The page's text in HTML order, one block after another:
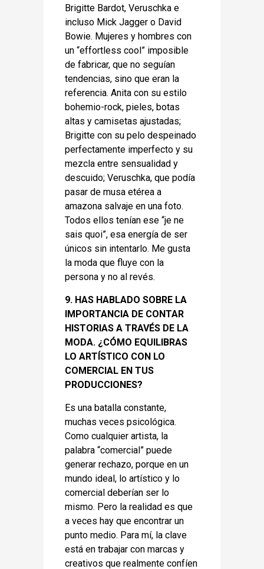
Brigitte Bardot, Veruschka e
incluso Mick Jagger o David
Bowie. Mujeres y hombres con
un “effortless cool” imposible
de fabricar, que no seguían
tendencias, sino que eran la
referencia. Anita con su estilo
bohemio-rock, pieles, botas
altas y camisetas ajustadas;
Brigitte con su pelo despeinado
perfectamente imperfecto y su
mezcla entre sensualidad y
descuido; Veruschka, que podía
pasar de musa etérea a
amazona salvaje en una foto.
Todos ellos tenían ese “je ne
sais quoi”, esa energía de ser
únicos sin intentarlo. Me gusta
la moda que fluye con la
persona y no al revés.
9. HAS HABLADO SOBRE LA
IMPORTANCIA DE CONTAR
HISTORIAS A TRAVÉS DE LA
MODA. ¿CÓMO EQUILIBRAS
LO ARTÍSTICO CON LO
COMERCIAL EN TUS
PRODUCCIONES?
Es una batalla constante,
muchas veces psicológica.
Como cualquier artista, la
palabra “comercial” puede
generar rechazo, porque en un
mundo ideal, lo artístico y lo
comercial deberían ser lo
mismo. Pero la realidad es que
a veces hay que encontrar un
punto medio. Para mí, la clave
está en trabajar con marcas y
creativos que realmente confíen